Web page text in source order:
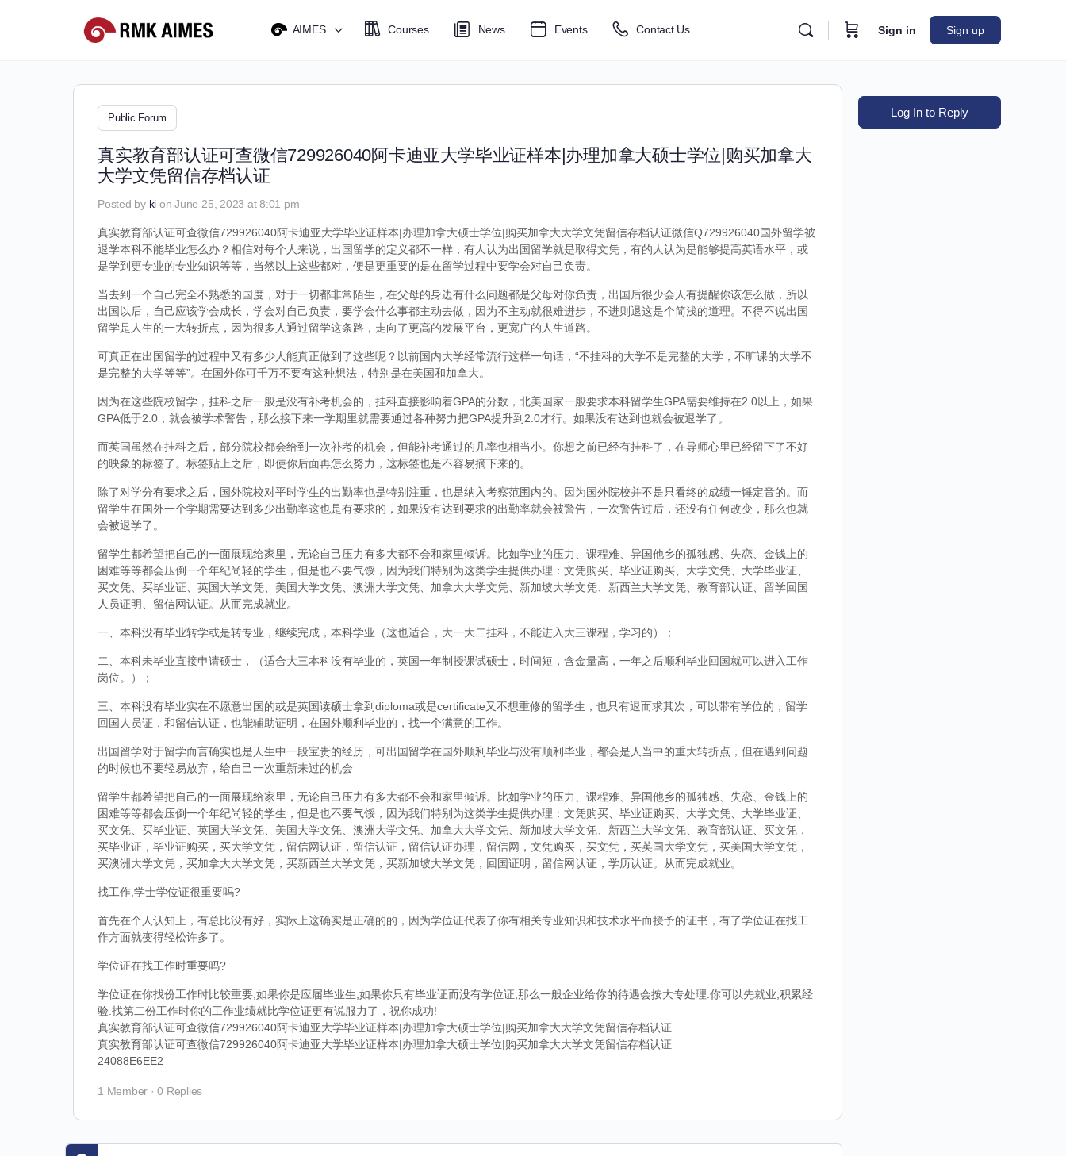
AIMES Courses News Events Contact Us Sign in Sign up
Public Forum
真实教育部认证可查微信729926040阿卡迪亚大学毕业证样本|办理加拿大硕士学位|购买加拿大
大学文凭留信存档认证
Posted by ki on June 25, 2023 at 8:01 pm
真实教育部认证可查微信729926040阿卡迪亚大学毕业证样本|办理加拿大硕士学位|购买加拿大大学文凭留信存档认证微信Q729926040国外留学被
退学本科不能毕业怎么办？相信对每个人来说，出国留学的定义都不一样，有人认为出国留学就是取得文凭，有的人认为是能够提高英语水平，或
是学到更专业的专业知识等等，当然以上这些都对，便是更重要的是在留学过程中要学会对自己负责。
当去到一个自己完全不熟悉的国度，对于一切都非常陌生，在父母的身边有什么问题都是父母对你负责，出国后很少会人有提醒你该怎么做，所以
出国以后，自己应该学会成长，学会对自己负责，要学会什么事都主动去做，因为不主动就很难进步，不进则退这是个简浅的道理。不得不说出国
留学是人生的一大转折点，因为很多人通过留学这条路，走向了更高的发展平台，更宽广的人生道路。
可真正在出国留学的过程中又有多少人能真正做到了这些呢？以前国内大学经常流行这样一句话，“不挂科的大学不是完整的大学，不旷课的大学不
是完整的大学等等”。在国外你可千万不要有这种想法，特别是在美国和加拿大。
因为在这些院校留学，挂科之后一般是没有补考机会的，挂科直接影响着GPA的分数，北美国家一般要求本科留学生GPA需要维持在2.0以上，如果
GPA低于2.0，就会被学术警告，那么接下来一学期里就需要通过各种努力把GPA提升到2.0才行。如果没有达到也就会被退学了。
而英国虽然在挂科之后，部分院校都会给到一次补考的机会，但能补考通过的几率也相当小。你想之前已经有挂科了，在导师心里已经留下了不好
的映象的标签了。标签贴上之后，即使你后面再怎么努力，这标签也是不容易摘下来的。
除了对学分有要求之后，国外院校对平时学生的出勤率也是特别注重，也是纳入考察范围内的。因为国外院校并不是只看终的成绩一锤定音的。而
留学生在国外一个学期需要达到多少出勤率这也是有要求的，如果没有达到要求的出勤率就会被警告，一次警告过后，还没有任何改变，那么也就
会被退学了。
留学生都希望把自己的一面展现给家里，无论自己压力有多大都不会和家里倾诉。比如学业的压力、课程难、异国他乡的孤独感、失恋、金钱上的
困难等等都会压倒一个年纪尚轻的学生，但是也不要气馁，因为我们特别为这类学生提供办理：文凭购买、毕业证购买、大学文凭、大学毕业证、
买文凭、买毕业证、英国大学文凭、美国大学文凭、澳洲大学文凭、加拿大大学文凭、新加坡大学文凭、新西兰大学文凭、教育部认证、留学回国
人员证明、留信网认证。从而完成就业。
一、本科没有毕业转学或是转专业，继续完成，本科学业（这也适合，大一大二挂科，不能进入大三课程，学习的）；
二、本科未毕业直接申请硕士，（适合大三本科没有毕业的，英国一年制授课试硕士，时间短，含金量高，一年之后顺利毕业回国就可以进入工作
岗位。）；
三、本科没有毕业实在不愿意出国的或是英国读硕士拿到diploma或是certificate又不想重修的留学生，也只有退而求其次，可以带有学位的，留学
回国人员证，和留信认证，也能辅助证明，在国外顺利毕业的，找一个满意的工作。
出国留学对于留学而言确实也是人生中一段宝贵的经历，可出国留学在国外顺利毕业与没有顺利毕业，都会是人当中的重大转折点，但在遇到问题
的时候也不要轻易放弃，给自己一次重新来过的机会
留学生都希望把自己的一面展现给家里，无论自己压力有多大都不会和家里倾诉。比如学业的压力、课程难、异国他乡的孤独感、失恋、金钱上的
困难等等都会压倒一个年纪尚轻的学生，但是也不要气馁，因为我们特别为这类学生提供办理：文凭购买、毕业证购买、大学文凭、大学毕业证、
买文凭、买毕业证、英国大学文凭、美国大学文凭、澳洲大学文凭、加拿大大学文凭、新加坡大学文凭、新西兰大学文凭、教育部认证、买文凭，
买毕业证，毕业证购买，买大学文凭，留信网认证，留信认证，留信认证办理，留信网，文凭购买，买文凭，买英国大学文凭，买美国大学文凭，
买澳洲大学文凭，买加拿大大学文凭，买新西兰大学文凭，买新加坡大学文凭，回国证明，留信网认证，学历认证。从而完成就业。
找工作,学士学位证很重要吗?
首先在个人认知上，有总比没有好，实际上这确实是正确的的，因为学位证代表了你有相关专业知识和技术水平而授予的证书，有了学位证在找工
作方面就变得轻松许多了。
学位证在找工作时重要吗?
学位证在你找份工作时比较重要,如果你是应届毕业生,如果你只有毕业证而没有学位证,那么一般企业给你的待遇会按大专处理.你可以先就业,积累经
验.找第二份工作时你的工作业绩就比学位证更有说服力了，祝你成功!
真实教育部认证可查微信729926040阿卡迪亚大学毕业证样本|办理加拿大硕士学位|购买加拿大大学文凭留信存档认证
真实教育部认证可查微信729926040阿卡迪亚大学毕业证样本|办理加拿大硕士学位|购买加拿大大学文凭留信存档认证
24088E6EE2
1 Member · 0 Replies
Log In to Reply